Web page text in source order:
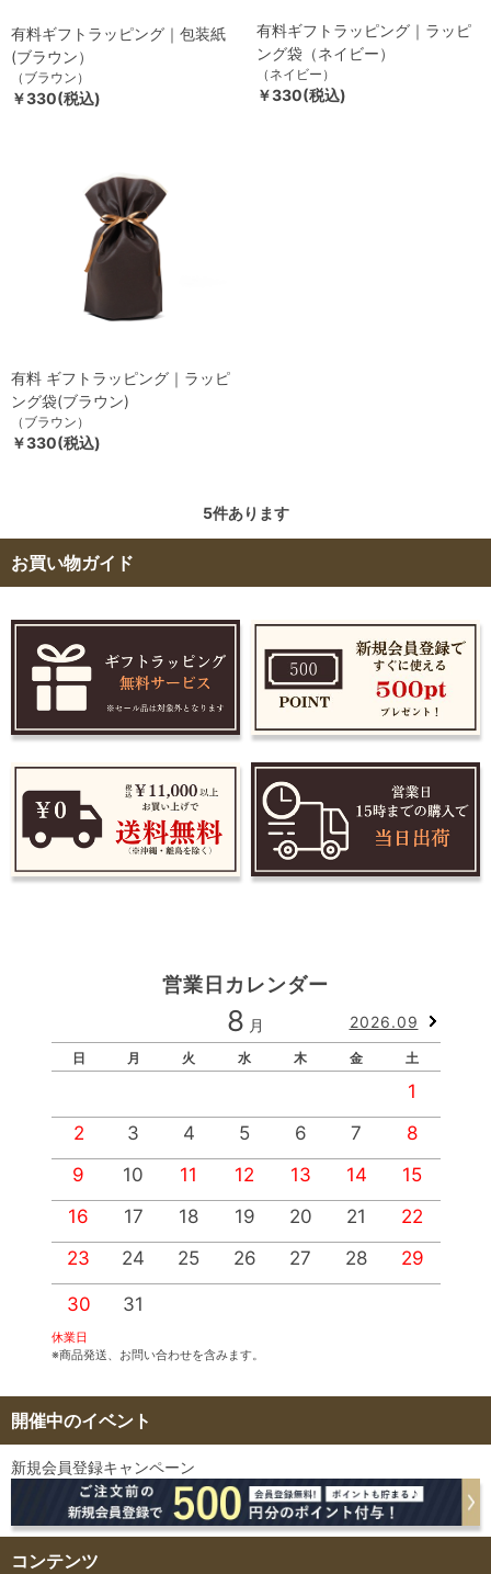
有料ギフトラッピング｜包装紙
(ブラウン）
（ブラウン）
￥330(税込)
有料ギフトラッピング｜ラッピ
ング袋（ネイビー）
（ネイビー）
￥330(税込)
有料 ギフトラッピング｜ラッピ
ング袋(ブラウン)
（ブラウン）
￥330(税込)
5件あります
お買い物ガイド
営業日カレンダー
8 月 2026.09
日 月 火 水 木 金 土
1
2
3 4 5 6 7
8
9
10 11 12 13 14
15
16
17 18 19 20 21
22
23
24 25 26 27 28 29
30 31
休業日
※商品発送、お問い合わせを含みます。
開催中のイベント
新規会員登録キャンペーン
コンテンツ